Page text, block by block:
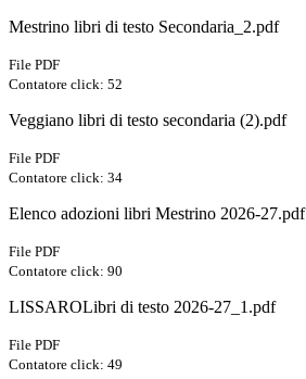
Mestrino libri di testo Secondaria_2.pdf
File PDF
Contatore click: 52
Veggiano libri di testo secondaria (2).pdf
File PDF
Contatore click: 34
Elenco adozioni libri Mestrino 2026-27.pdf
File PDF
Contatore click: 90
LISSAROLibri di testo 2026-27_1.pdf
File PDF
Contatore click: 49